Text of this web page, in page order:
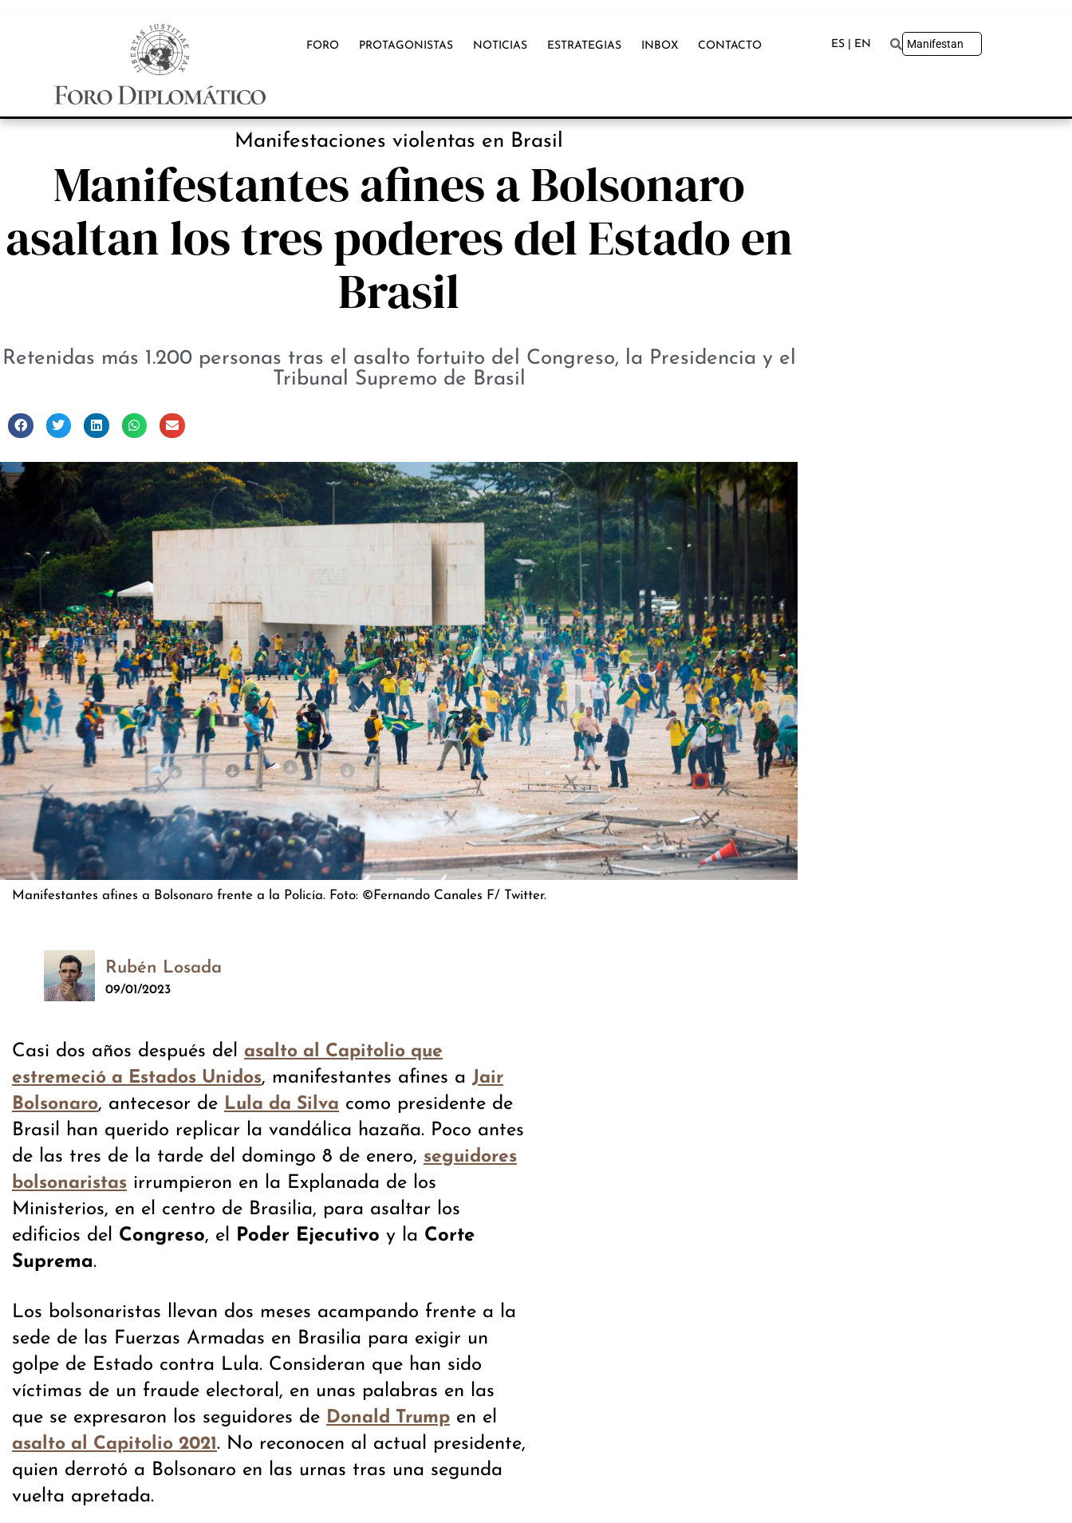
FORO PROTAGONISTAS NOTICIAS ESTRATEGIAS INBOX CONTACTO ES | EN
Manifestaciones violentas en Brasil
Manifestantes afines a Bolsonaro
asaltan los tres poderes del Estado en
Brasil
Retenidas más 1.200 personas tras el asalto fortuito del Congreso, la Presidencia y el
Tribunal Supremo de Brasil
Manifestantes afines a Bolsonaro frente a la Policía. Foto: ©Fernando Canales F/ Twitter.
Rubén Losada
09/01/2023
Casi dos años después del asalto al Capitolio que
estremeció a Estados Unidos, manifestantes afines a Jair
Bolsonaro, antecesor de Lula da Silva como presidente de
Brasil han querido replicar la vandálica hazaña. Poco antes
de las tres de la tarde del domingo 8 de enero, seguidores
bolsonaristas irrumpieron en la Explanada de los
Ministerios, en el centro de Brasilia, para asaltar los
edificios del Congreso, el Poder Ejecutivo y la Corte
Suprema.
Los bolsonaristas llevan dos meses acampando frente a la
sede de las Fuerzas Armadas en Brasilia para exigir un
golpe de Estado contra Lula. Consideran que han sido
víctimas de un fraude electoral, en unas palabras en las
que se expresaron los seguidores de Donald Trump en el
asalto al Capitolio 2021 . No reconocen al actual presidente,
quien derrotó a Bolsonaro en las urnas tras una segunda
vuelta apretada.